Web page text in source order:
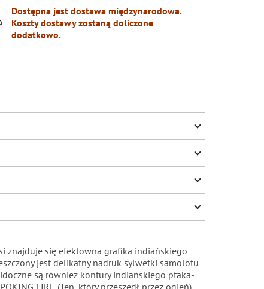
Dostępna jest dostawa międzynarodowa.
Koszty dostawy zostaną doliczone
dodatkowo.
znajduje się efektowna grafika indiańskiego
jest delikatny nadruk sylwetki samolotu
są również kontury indiańskiego ptaka-
FIRE (Ten, który przeszedł przez ogień).